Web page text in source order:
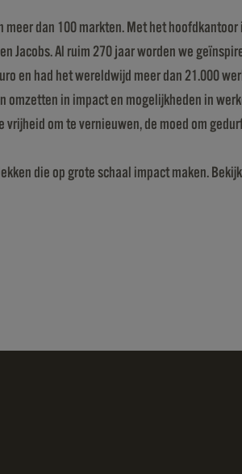
dan 100 markten. Met het hoofdkantoor
Jacobs. Al ruim 270 jaar worden we
en had het wereldwijd meer dan 21.000
in impact en mogelijkheden in
vrijheid om te vernieuwen, de moed om
die op grote schaal impact maken.